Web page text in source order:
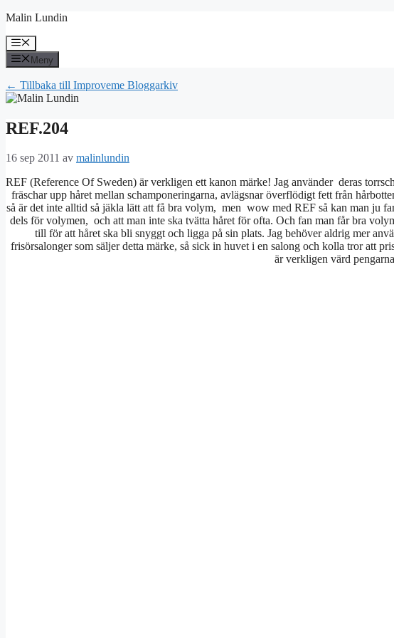
Hoppa
innehåll
Malin Lundin
Meny
Meny
← Tillbaka till Improveme Bloggarkiv
REF.204
16 sep 2011 av malinlundin
REF (Reference Of Sweden) är verkligen ett kanon märke! Jag använder deras
fräschar upp håret mellan schamponeringarna, avlägsnar överflödigt fett från
så är det inte alltid så jäkla lätt att få bra volym, men wow med REF så kan man ju
dels för volymen, och att man inte ska tvätta håret för ofta. Och fan man får bra
till för att håret ska bli snyggt och ligga på sin plats. Jag behöver aldrig mer
frisörsalonger som säljer detta märke, så sick in huvet i en salong och kolla tror att
är verkligen värd